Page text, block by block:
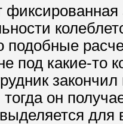
подобные
под какие-то
он
для